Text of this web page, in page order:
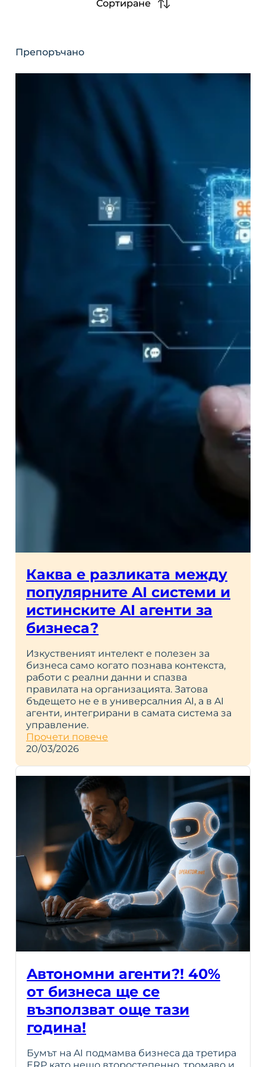
Сортиране
Препоръчано
Каква е разликата между
популярните AI системи и
истинските AI агенти за
бизнеса?
Изкуственият интелект е полезен за
бизнеса само когато познава контекста,
работи с реални данни и спазва
правилата на организацията. Затова
бъдещето не е в универсалния AI, а в AI
агенти, интегрирани в самата система за
управление.
Прочети повече
20/03/2026
Aвтономни агенти?! 40%
от бизнеса ще се
възползват още тази
година!
Бумът на AI подмамва бизнеса да третира